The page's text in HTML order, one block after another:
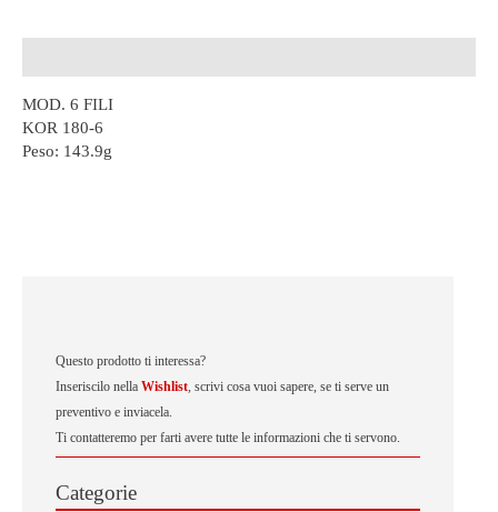
Questo prodotto ti interessa?
Inseriscilo nella Wishlist, scrivi cosa vuoi sapere, se ti serve un
preventivo e inviacela.
Ti contatteremo per farti avere tutte le informazioni che ti servono.
Categorie
MOD. 6 FILI
KOR 180-6
Peso: 143.9g